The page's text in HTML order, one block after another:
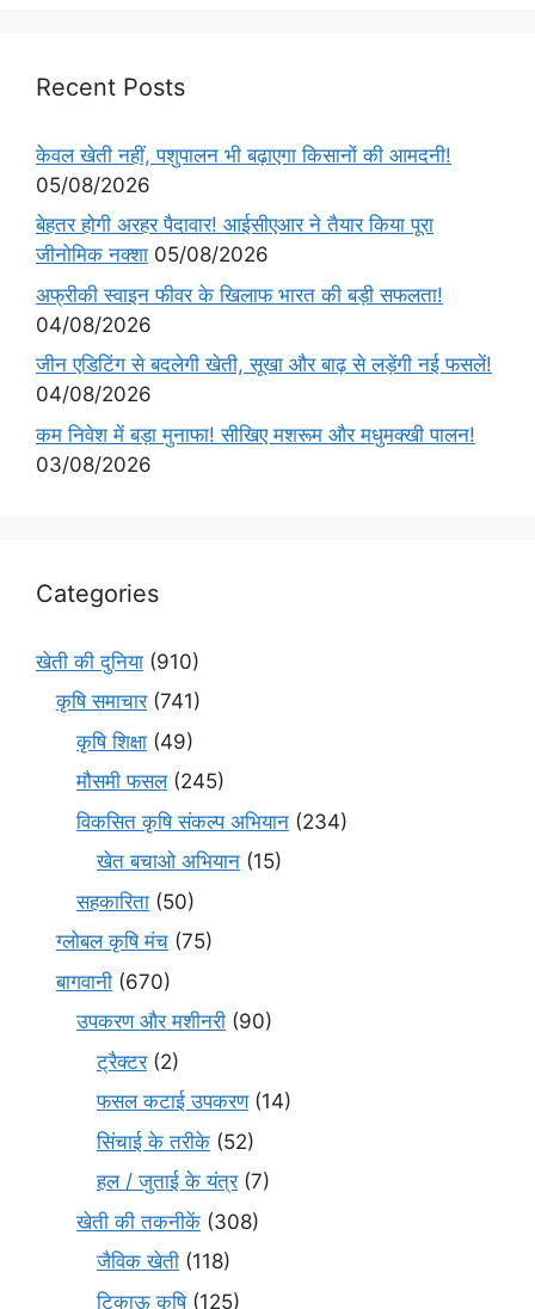
Recent Posts
केवल खेती नहीं, पशुपालन भी बढ़ाएगा किसानों की आमदनी!
05/08/2026
बेहतर होगी अरहर पैदावार! आईसीएआर ने तैयार किया पूरा
जीनोमिक नक्शा 05/08/2026
अफ्रीकी स्वाइन फीवर के खिलाफ भारत की बड़ी सफलता!
04/08/2026
जीन एडिटिंग से बदलेगी खेती, सूखा और बाढ़ से लड़ेंगी नई फसलें!
04/08/2026
कम निवेश में बड़ा मुनाफा! सीखिए मशरूम और मधुमक्खी पालन!
03/08/2026
Categories
खेती की दुनिया (910)
कृषि समाचार(741)
कृषि शिक्षा (49)
मौसमी फसल(245)
विकसित कृषि संकल्प अभियान (234)
खेत बचाओ अभियान (15)
सहकारिता (50)
ग्लोबल कृषि मंच (75)
बागवानी (670)
उपकरण और मशीनरी (90)
ट्रैक्टर(2)
फसल कटाई उपकरण(14)
सिंचाई के तरीके (52)
हल / जुताई के यंत्र(7)
खेती की तकनीकें (308)
जैविक खेती (118)
टिकाऊ कृषि(125)